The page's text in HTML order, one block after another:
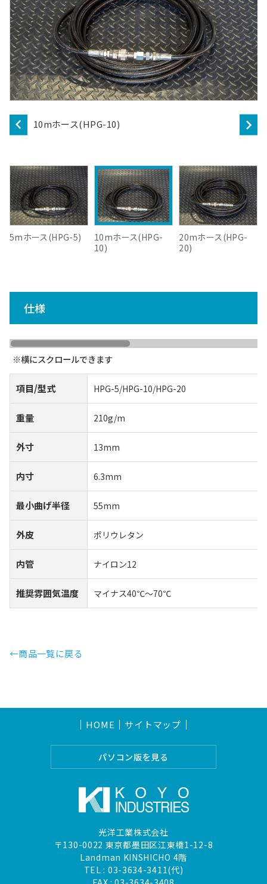
10mホース(HPG-10)
5mホース(HPG-5)
10mホース(HPG-
10)
20mホース(HPG-
20)
仕様
項目/型式 HPG-5/HPG-10/HPG-20
重量 210g/m
外寸 13mm
内寸 6.3mm
最小曲げ半径 55mm
外皮 ポリウレタン
内管 ナイロン12
推奨雰囲気温度 マイナス40℃～70℃
←商品一覧に戻る
HOME サイトマップ
パソコン版を見る
光洋工業株式会社
〒130-0022 東京都墨田区江東橋1-12-8
Landman KINSHICHO 4階
TEL : 03-3634-3411(代)